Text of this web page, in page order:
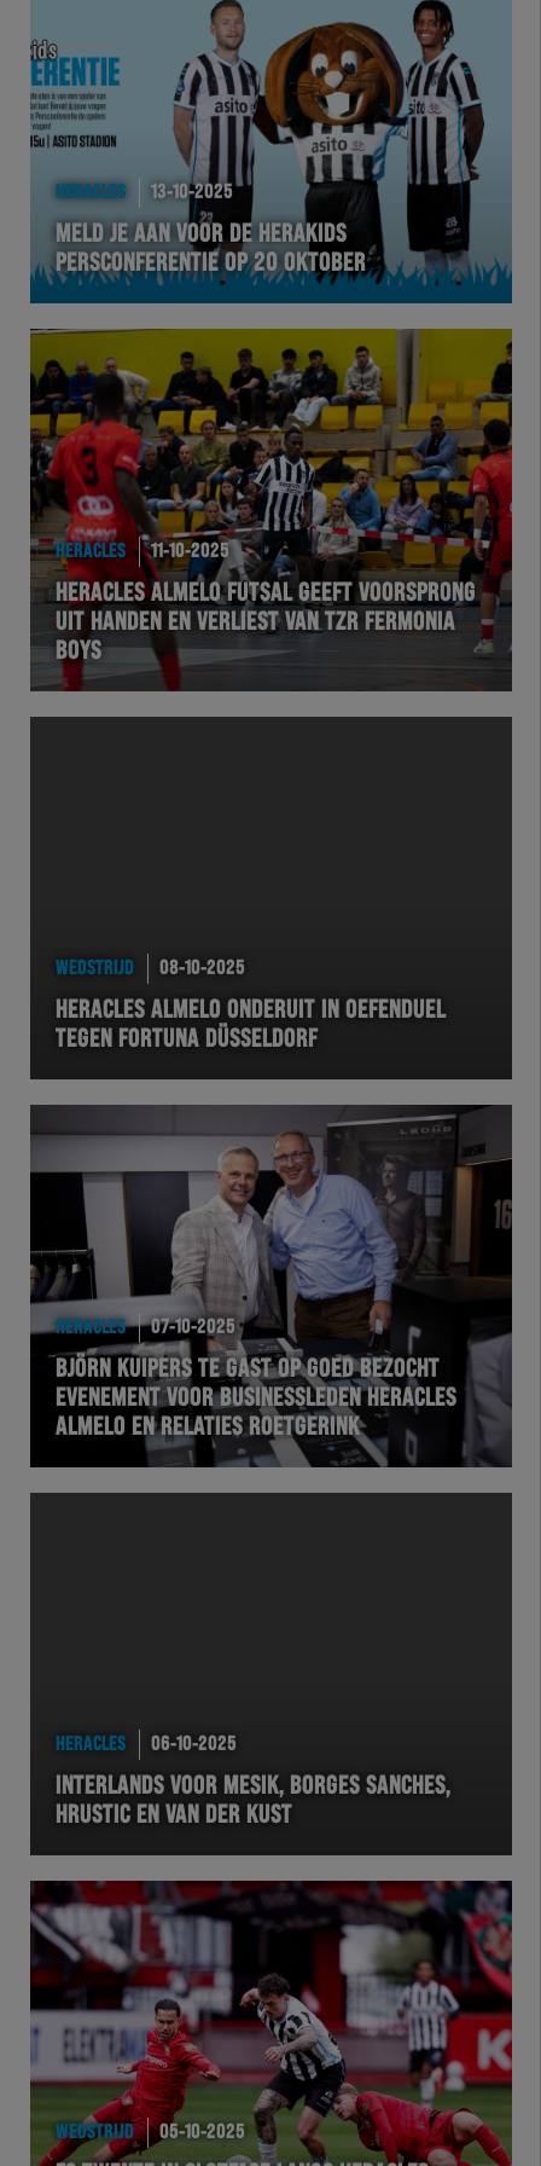
Futsal
eSports
HERACLES 13-10-2025
MELD JE AAN VOOR DE HERAKIDS
PERSCONFERENTIE OP 20 OKTOBER
HERACLES 11-10-2025
HERACLES ALMELO FUTSAL GEEFT VOORSPRONG
UIT HANDEN EN VERLIEST VAN TZR FERMONIA
BOYS
WEDSTRIJD 08-10-2025
HERACLES ALMELO ONDERUIT IN OEFENDUEL
TEGEN FORTUNA DÜSSELDORF
HERACLES 07-10-2025
BJÖRN KUIPERS TE GAST OP GOED BEZOCHT
EVENEMENT VOOR BUSINESSLEDEN HERACLES
ALMELO EN RELATIES ROETGERINK
HERACLES 06-10-2025
INTERLANDS VOOR MESIK, BORGES SANCHES,
HRUSTIC EN VAN DER KUST
WEDSTRIJD 05-10-2025